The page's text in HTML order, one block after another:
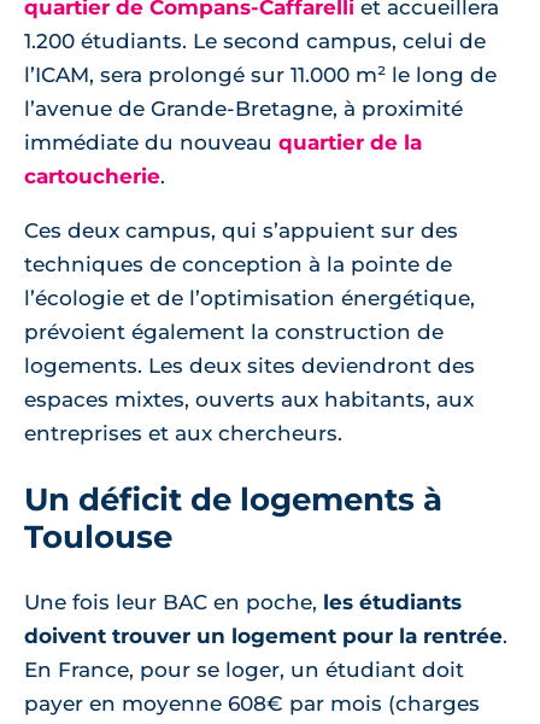
quartier de Compans-Caffarelli et accueillera
1.200 étudiants. Le second campus, celui de
l’ICAM, sera prolongé sur 11.000 m² le long de
l’avenue de Grande-Bretagne, à proximité
immédiate du nouveau quartier de la
cartoucherie.
Ces deux campus, qui s’appuient sur des
techniques de conception à la pointe de
l’écologie et de l’optimisation énergétique,
prévoient également la construction de
logements. Les deux sites deviendront des
espaces mixtes, ouverts aux habitants, aux
entreprises et aux chercheurs.
Un déficit de logements à
Toulouse
Une fois leur BAC en poche, les étudiants
doivent trouver un logement pour la rentrée.
En France, pour se loger, un étudiant doit
payer en moyenne 608€ par mois (charges